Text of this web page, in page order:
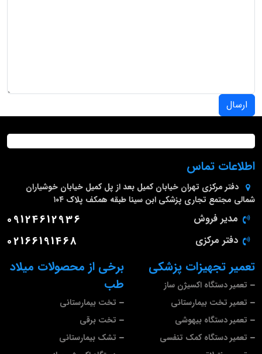
ارسال
برخی از محصولات میلاد
طب
تخت بیمارستانی
تخت برقی
تشک بیمارستانی
تعمیر تجهیزات پزشکی
تعمیر دستگاه اکسیژن ساز
تعمیر تخت بیمارستانی
تعمیر دستگاه بیهوشی
تعمیر دستگاه کمک تنفسی
اطلاعات تماس
دفتر مرکزی تهران خیابان کمیل بعد از پل کمیل خیابان خوشیاران
شمالی مجتمع تجاری پزشکی ابن سینا طبقه همکف پلاک ۱۰۴
مدیر فروش 09124612936
دفتر مرکزی 02166191468